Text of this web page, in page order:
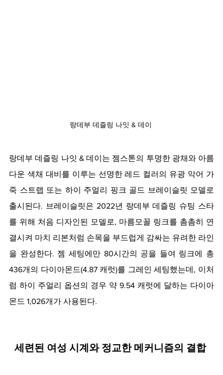
랑데부 데즐링 나잇 & 데이
랑데부 데즐링 나잇 & 데이는 젬스톤의 투명한 광채와 아름
다운 색채 대비를 이루는 선명한 레드 컬러의 유광 악어 가
죽 스트랩 또는 하이 주얼리 핑크 골드 브레이슬릿 모델로
출시된다. 브레이슬릿은 2022년 랑데부 데즐링 슈팅 스타
를 위해 처음 디자인된 모델로, 마름모꼴 링크를 촘촘히 연
결시켜 마치 리본처럼 손목을 부드럽게 감싸는 유려한 라인
을 완성한다. 젬 세팅에만 80시간의 공을 들여 링크에 총
436개의 다이아몬드(4.87 캐럿)를 그레인 세팅했는데, 이처
럼 하이 주얼리 옵션의 경우 약 9.54 캐럿에 달하는 다이아
몬드 1,026개가 사용된다.
세련된 여성 시계와 정교한 메커니즘의 결합